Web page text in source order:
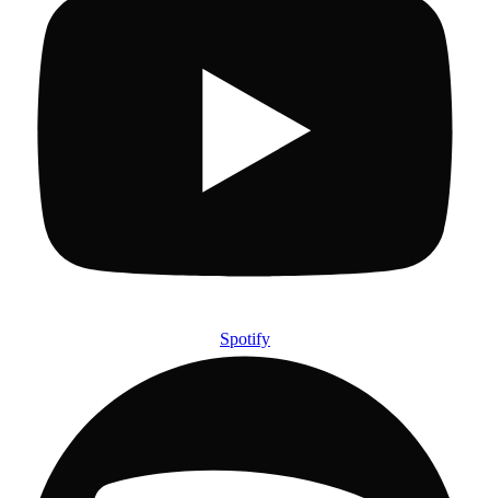
Spotify